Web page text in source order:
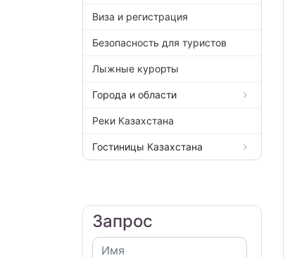
Виза и регистрация
Безопасность для туристов
Лыжные курорты
Города и области
Реки Казахстана
Гостиницы Казахстана
Запрос